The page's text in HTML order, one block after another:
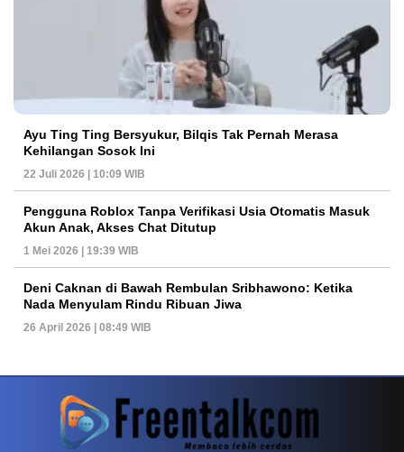
Ayu Ting Ting Bersyukur, Bilqis Tak Pernah Merasa
Kehilangan Sosok Ini
22 Juli 2026 | 10:09 WIB
Pengguna Roblox Tanpa Verifikasi Usia Otomatis Masuk
Akun Anak, Akses Chat Ditutup
1 Mei 2026 | 19:39 WIB
Deni Caknan di Bawah Rembulan Sribhawono: Ketika
Nada Menyulam Rindu Ribuan Jiwa
26 April 2026 | 08:49 WIB